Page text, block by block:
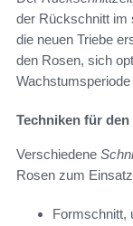
der Rückschnitt im
die neuen Triebe
den Rosen, sich
Techniken für
Verschiedene
Rosen zum
Formschnitt,